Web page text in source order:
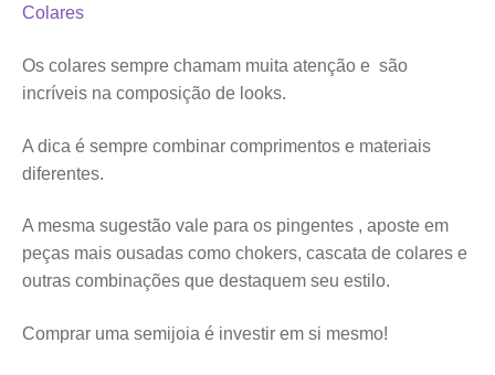
Colares
Os colares sempre chamam muita atenção e são
incríveis na composição de looks.
A dica é sempre combinar comprimentos e materiais
diferentes.
A mesma sugestão vale para os pingentes , aposte em
peças mais ousadas como chokers, cascata de colares e
outras combinações que destaquem seu estilo.
Comprar uma semijoia é investir em si mesmo!